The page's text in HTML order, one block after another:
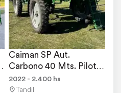
Caiman SP Aut.
Carbono 40 Mts. Piloto
12 Cortes. 2400 Hs
2022 - 2.400 hs
Tandil